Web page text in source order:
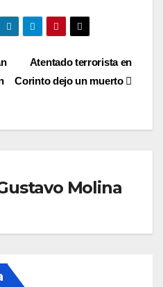
Atentado terrorista en
Corinto dejo un muerto
Molina